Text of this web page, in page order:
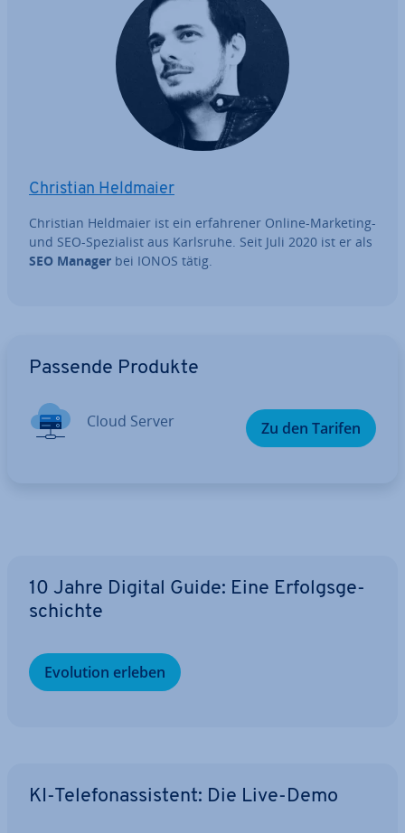
Christian Heldmaier
Christian Heldmaier ist ein er­fah­re­ner Online-Marketing-
und SEO-Spe­zia­list aus Karlsruhe. Seit Juli 2020 ist er als
SEO Manager bei IONOS tätig.
Passende Produkte
Cloud Server Zu den Tarifen
10 Jahre Digital Guide: Eine Er­folgs­ge­
schich­te
Evolution erleben
KI-Te­le­fon­as­sis­tent: Die Live-Demo